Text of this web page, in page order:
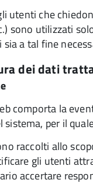
utenti che
sono utilizzati
a tal fine
dei dati
comporta la
per il
raccolti allo
gli utenti
accertare